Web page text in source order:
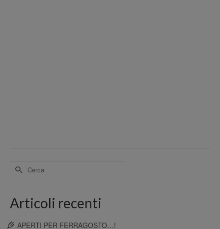
Cerca
per:
Articoli recenti
APERTI PER FERRAGOSTO…!